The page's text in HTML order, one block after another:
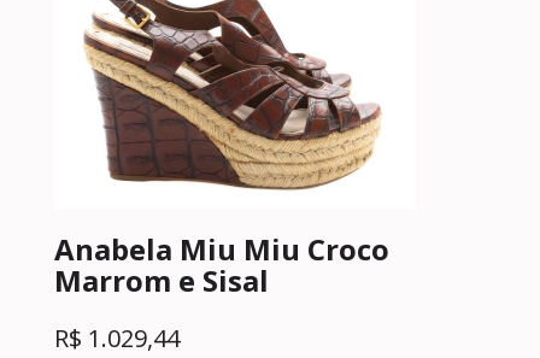
Anabela Miu Miu Croco
Marrom e Sisal
R$ 1.029,44